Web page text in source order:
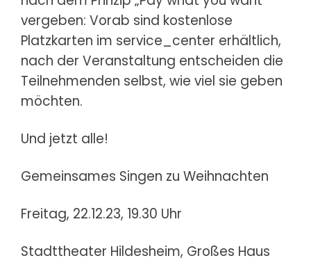
vergeben: Vorab sind kostenlose
Platzkarten im service_center erhältlich,
nach der Veranstaltung entscheiden die
Teilnehmenden selbst, wie viel sie geben
möchten.
Und jetzt alle!
Gemeinsames Singen zu Weihnachten
Freitag, 22.12.23, 19.30 Uhr
Stadttheater Hildesheim, Großes Haus